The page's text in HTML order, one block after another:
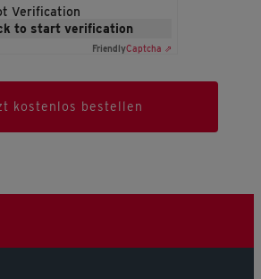
Verification
to start verification
FriendlyCaptcha ⇗
kostenlos bestellen